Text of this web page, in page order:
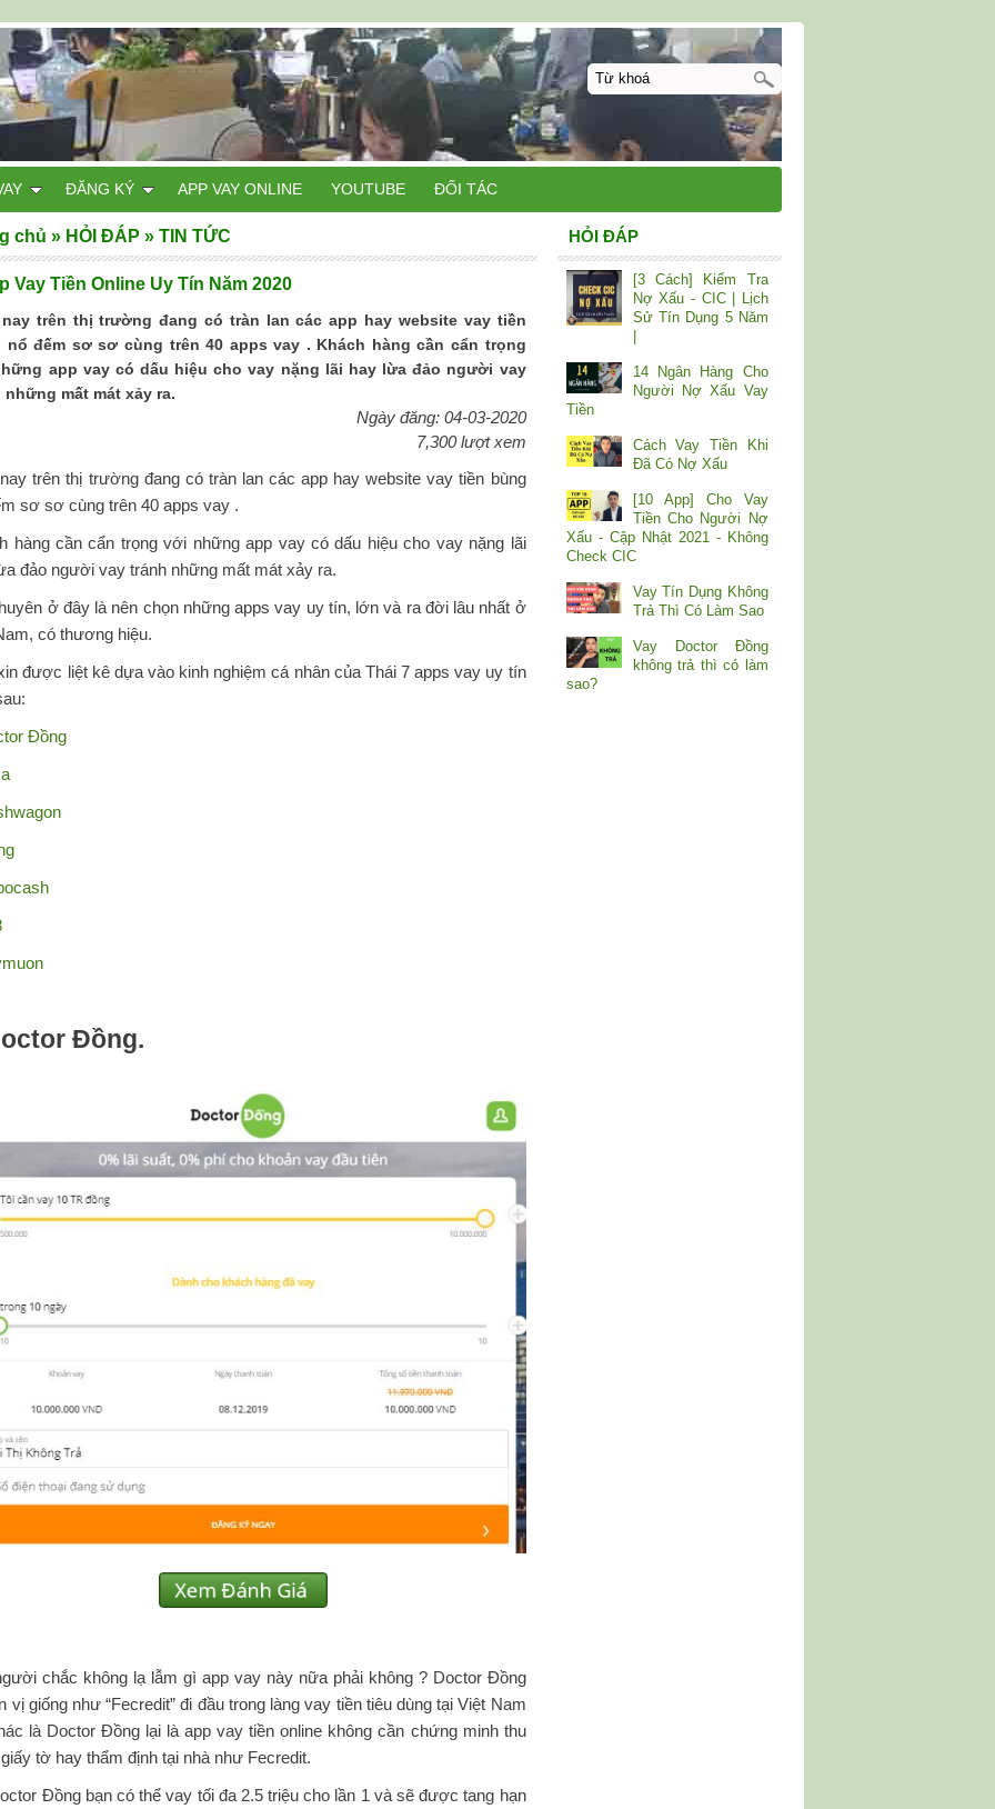
Vay Tiền Online Uy Tín Năm 2020
nay trên thị trường đang có tràn lan các app hay website vay tiền
nổ đếm sơ sơ cùng trên 40 apps vay . Khách hàng cần cẩn trọng
app vay có dấu hiệu cho vay nặng lãi hay lừa đảo người vay
những mất mát xảy ra.
Ngày đăng: 04-03-2020
7,300 lượt xem
trên thị trường đang có tràn lan các app hay website vay tiền bùng
sơ sơ cùng trên 40 apps vay .
hàng cần cẩn trọng với những app vay có dấu hiệu cho vay nặng lãi
đảo người vay tránh những mất mát xảy ra.
ở đây là nên chọn những apps vay uy tín, lớn và ra đời lâu nhất ở
có thương hiệu.
được liệt kê dựa vào kinh nghiệm cá nhân của Thái 7 apps vay uy tín
Đồng
Đồng.
chắc không lạ lẫm gì app vay này nữa phải không ? Doctor Đồng
vị giống như “Fecredit” đi đầu trong làng vay tiền tiêu dùng tại Việt Nam
là Doctor Đồng lại là app vay tiền online không cần chứng minh thu
tờ hay thẩm định tại nhà như Fecredit.
Đồng bạn có thể vay tối đa 2.5 triệu cho lần 1 và sẽ được tang hạn
chủ » HỎI ĐÁP »TIN TỨC HỎI ĐÁP
[3 Cách] Kiểm Tra
Nợ Xấu - CIC | Lịch
Sử Tín Dụng 5 Năm
14 Ngân Hàng Cho
Người Nợ Xấu Vay
Tiền
Cách Vay Tiền Khi
Đã Có Nợ Xấu
[10 App] Cho Vay
Tiền Cho Người Nợ
Xấu - Cập Nhật 2021 - Không
Check CIC
Vay Tín Dụng Không
Trả Thì Có Làm Sao
Vay Doctor Đồng
không trả thì có làm
sao?
ĐĂNG KÝ APP VAY ONLINE YOUTUBE ĐỐI TÁC